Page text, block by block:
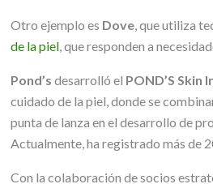
Otro ejemplo es Dove, que utiliza
de la piel, que responden a
Pond’s desarrolló el POND’S Skin
cuidado de la piel, donde se
punta de lanza en el desarrollo de
Actualmente, ha registrado más de
Con la colaboración de socios